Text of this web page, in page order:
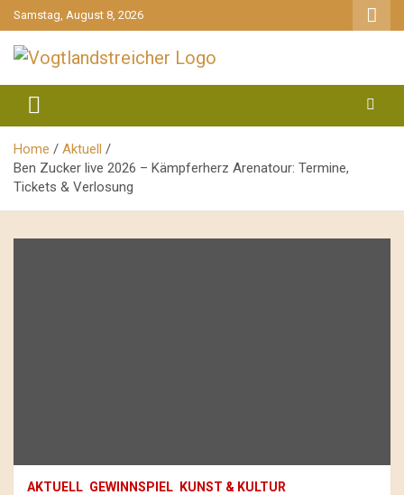
gehe
zum
Inhalt
Samstag, August 8, 2026
Vogtlandstreicher
Home
Aktuell
Ben Zucker live 2026 – Kämpferherz Arenatour: Termine,
Tickets & Verlosung
AKTUELL GEWINNSPIEL
KUNST & KULTUR